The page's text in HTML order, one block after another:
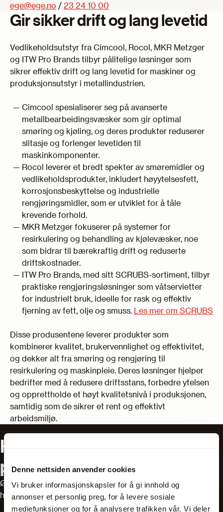
Denne nettsiden anvender cookies
Vi bruker informasjonskapsler for å gi innhold og
annonser et personlig preg, for å levere sosiale
mediefunksjoner og for å analysere trafikken vår. Vi deler
ege@ege.no / 23 24 10 00
Gir sikker drift og lang levetid
Vedlikeholdsutstyr fra Cimcool, Rocol, MKR Metzger
og ITW Pro Brands tilbyr pålitelige løsninger som
sikrer effektiv drift og lang levetid for maskiner og
produksjonsutstyr i metallindustrien.
Cimcool spesialiserer seg på avanserte
metallbearbeidingsvæsker som gir optimal
smøring og kjøling, og deres produkter reduserer
slitasje og forlenger levetiden til
maskinkomponenter.
Rocol leverer et bredt spekter av smøremidler og
vedlikeholdsprodukter, inkludert høyytelsesfett,
korrosjonsbeskyttelse og industrielle
rengjøringsmidler, som er utviklet for å tåle
krevende forhold.
MKR Metzger fokuserer på systemer for
resirkulering og behandling av kjølevæsker, noe
som bidrar til bærekraftig drift og reduserte
driftskostnader.
ITW Pro Brands, med sitt SCRUBS-sortiment, tilbyr
praktiske rengjøringsløsninger som våtservietter
for industrielt bruk, ideelle for rask og effektiv
fjerning av fett, olje og smuss. Les mer om SCRUBS
Disse produsentene leverer produkter som
kombinerer kvalitet, brukervennlighet og effektivitet,
og dekker alt fra smøring og rengjøring til
resirkulering og maskinpleie. Deres løsninger hjelper
bedrifter med å redusere driftsstans, forbedre ytelsen
og opprettholde et høyt kvalitetsnivå i produksjonen,
samtidig som de sikrer et rent og effektivt
arbeidsmiljø.
Har du spørsmål om våre
produkter?
Ønsker du hjelp til å finne riktig utstyr? Våre salgsteknikere
har mange års erfaring og er eksperter innen bransjen.